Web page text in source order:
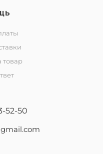
товар
52-50